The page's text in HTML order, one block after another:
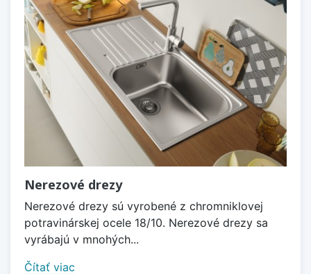
Nerezové drezy
Nerezové drezy sú vyrobené z chromniklovej
potravinárskej ocele 18/10. Nerezové drezy sa
vyrábajú v mnohých...
Čítať viac